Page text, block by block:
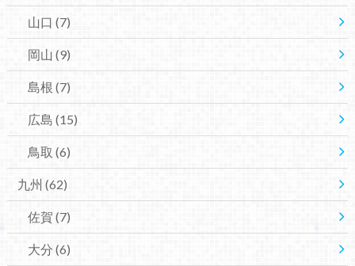
山口 (7)
岡山 (9)
島根 (7)
広島 (15)
鳥取 (6)
九州 (62)
佐賀 (7)
大分 (6)